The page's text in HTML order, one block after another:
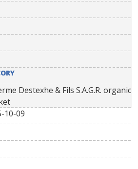
Destexhe & Fils S.A.G.R. organic
10-09